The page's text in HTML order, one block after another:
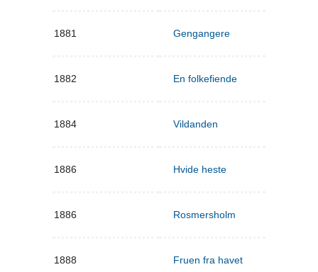
1881 Gengangere
1882 En folkefiende
1884 Vildanden
1886 Hvide heste
1886 Rosmersholm
1888 Fruen fra havet